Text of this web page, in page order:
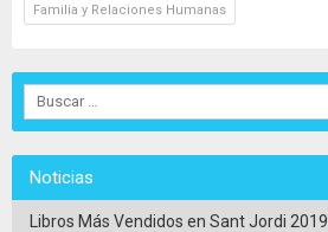
Familia y Relaciones Humanas
Noticias
Libros Más Vendidos en Sant Jordi 2019